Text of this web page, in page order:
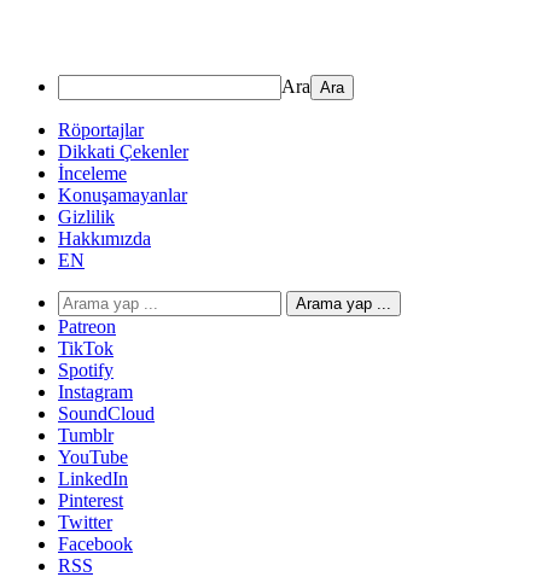
Ara
Röportajlar
Dikkati Çekenler
İnceleme
Konuşamayanlar
Gizlilik
Hakkımızda
EN
Arama yap ...
Patreon
TikTok
Spotify
Instagram
SoundCloud
Tumblr
YouTube
LinkedIn
Pinterest
Twitter
Facebook
RSS